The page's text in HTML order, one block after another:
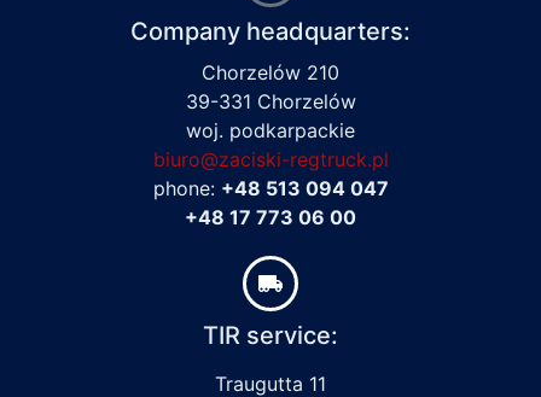
Company headquarters:
Chorzelów 210
39-331 Chorzelów
woj. podkarpackie
biuro@zaciski-regtruck.pl
phone: +48 513 094 047
+48 17 773 06 00
TIR service:
Traugutta 11